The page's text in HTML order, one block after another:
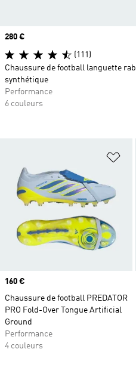
Prix
160 €
Chaussure de football PREDATOR
PRO Fold-Over Tongue Artificial
Ground
Performance
4 couleurs
Prix
280 €
(111)
Chaussure de football languette
synthétique
Performance
6 couleurs